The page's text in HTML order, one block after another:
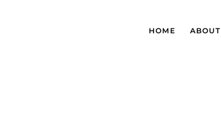
HOME ABOUT